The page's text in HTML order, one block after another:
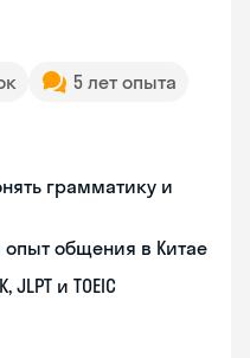
5 лет опыта
грамматику и
опыт общения в Китае
и TOEIC